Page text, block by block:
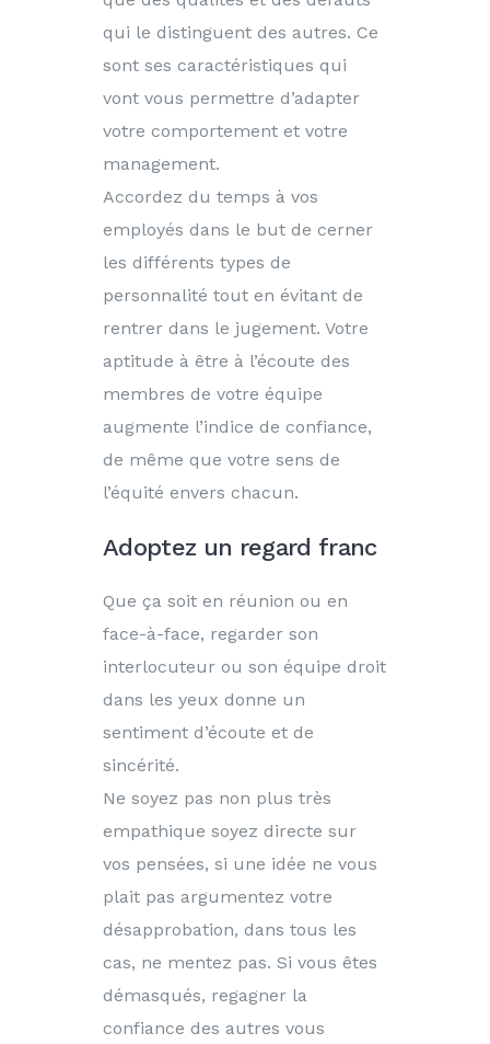
qui le distinguent des autres. Ce
sont ses caractéristiques qui
vont vous permettre d’adapter
votre comportement et votre
management.
Accordez du temps à vos
employés dans le but de cerner
les différents types de
personnalité tout en évitant de
rentrer dans le jugement. Votre
aptitude à être à l’écoute des
membres de votre équipe
augmente l’indice de confiance,
de même que votre sens de
l’équité envers chacun.
Adoptez un regard franc
Que ça soit en réunion ou en
face-à-face, regarder son
interlocuteur ou son équipe droit
dans les yeux donne un
sentiment d’écoute et de
sincérité.
Ne soyez pas non plus très
empathique soyez directe sur
vos pensées, si une idée ne vous
plait pas argumentez votre
désapprobation, dans tous les
cas, ne mentez pas. Si vous êtes
démasqués, regagner la
confiance des autres vous